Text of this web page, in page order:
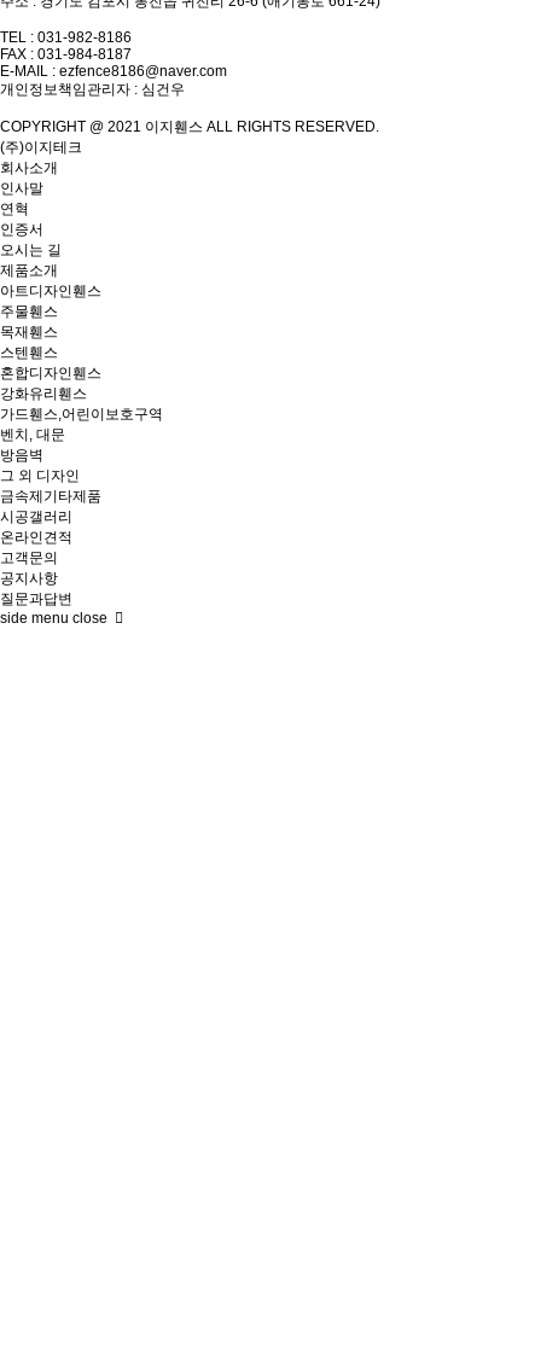
TEL : 031-982-8186
FAX : 031-984-8187
E-MAIL : ezfence8186@naver.com
개인정보책임관리자 : 심건우
COPYRIGHT @ 2021 이지휀스 ALL RIGHTS RESERVED.
(주)이지테크
회사소개
인사말
연혁
인증서
오시는 길
제품소개
아트디자인휀스
주물휀스
목재휀스
스텐휀스
혼합디자인휀스
강화유리휀스
가드휀스,어린이보호구역
벤치, 대문
방음벽
그 외 디자인
금속제기타제품
시공갤러리
온라인견적
고객문의
공지사항
질문과답변
side menu close